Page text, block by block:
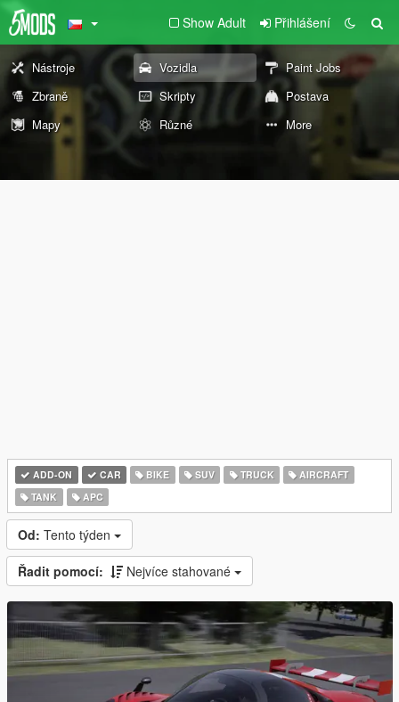
Show Adult Přihlášení
Nástroje Vozidla
Paint Jobs
Zbraně
Skripty
Postava
Mapy
Různé More
ADD-ON CAR BIKE SUV TRUCK
AIRCRAFT
TANK
APC
Od: Tento týden
Řadit pomocí: Nejvíce stahované